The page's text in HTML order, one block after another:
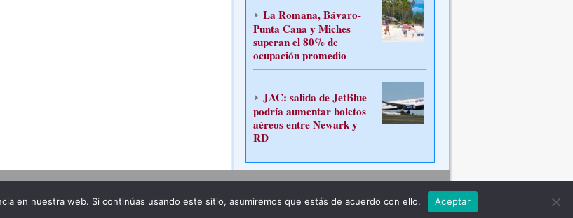
La Romana, Bávaro-
Punta Cana y Miches
superan el 80% de
ocupación promedio
JAC: salida de JetBlue
podría aumentar boletos
aéreos entre Newark y
RD
en nuestra web. Si continúas usando este sitio, asumiremos que estás de acuerdo con ello. Aceptar